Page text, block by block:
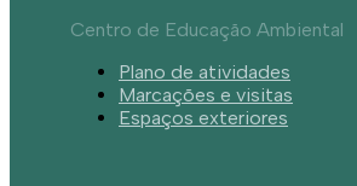
Centro de Educação Ambiental
Plano de atividades
Marcações e visitas
Espaços exteriores